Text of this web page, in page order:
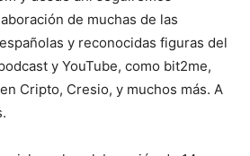
de muchas de las
y reconocidas figuras del
y YouTube, como bit2me,
Cripto, Cresio, y muchos más. A